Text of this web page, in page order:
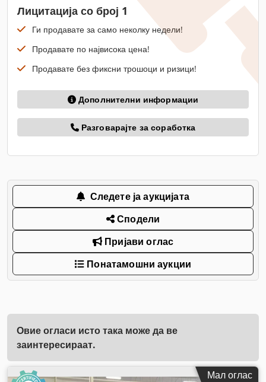
Лицитација со број 1
Ги продавате за само неколку недели!
Продавате по највисока цена!
Продавате без фиксни трошоци и ризици!
Дополнителни информации
Разговарајте за соработка
Следете ја аукцијата
Сподели
Пријави оглас
Понатамошни аукции
Овие огласи исто така може да ве
заинтересираат.
Мал оглас